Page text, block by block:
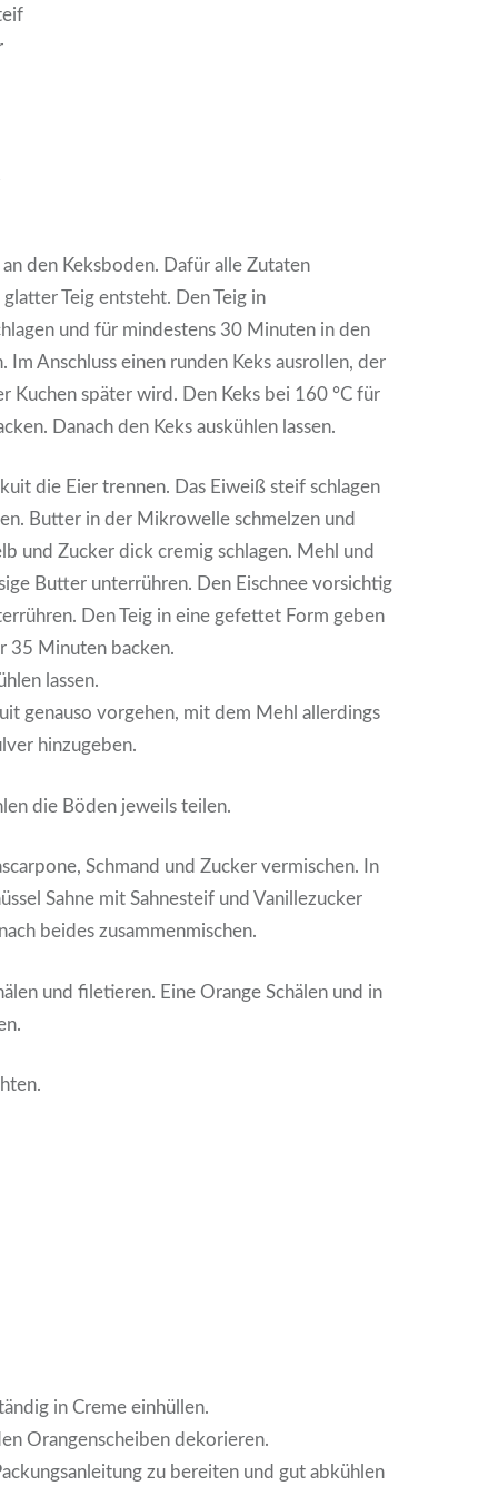
den Keksboden. Dafür alle Zutaten
Teig entsteht. Den Teig in
und für mindestens 30 Minuten in den
Im Anschluss einen runden Keks ausrollen, der
Kuchen später wird. Den Keks bei 160 °C für
Danach den Keks auskühlen lassen.
die Eier trennen. Das Eiweiß steif schlagen
Butter in der Mikrowelle schmelzen und
und Zucker dick cremig schlagen. Mehl und
Butter unterrühren. Den Eischnee vorsichtig
Den Teig in eine gefettet Form geben
35 Minuten backen.
lassen.
genauso vorgehen, mit dem Mehl allerdings
hinzugeben.
die Böden jeweils teilen.
Schmand und Zucker vermischen. In
Sahne mit Sahnesteif und Vanillezucker
beides zusammenmischen.
und filetieren. Eine Orange Schälen und in
in Creme einhüllen.
Orangenscheiben dekorieren.
zu bereiten und gut abkühlen